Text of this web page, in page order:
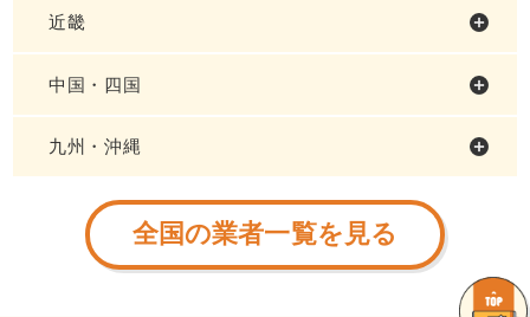
近畿
中国・四国
九州・沖縄
全国の業者一覧を見る